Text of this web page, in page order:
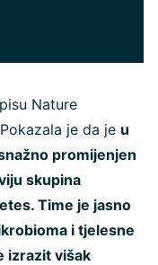
Nature
je da je u
promijenjen
skupina
Time je jasno
i tjelesne
izrazit višak